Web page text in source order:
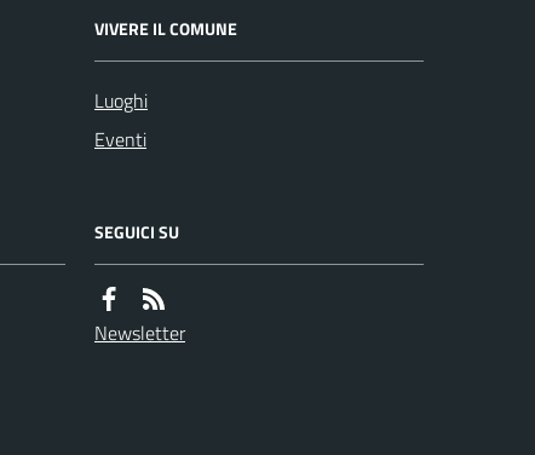
VIVERE IL COMUNE
Luoghi
Eventi
SEGUICI SU
Newsletter